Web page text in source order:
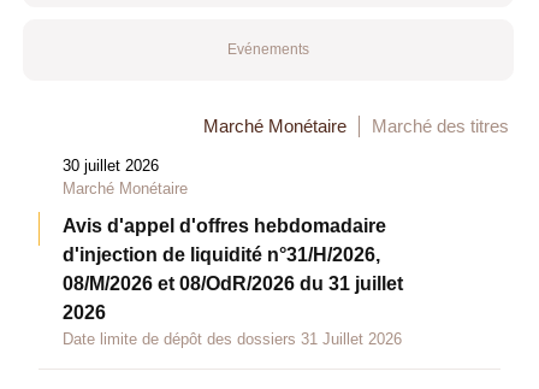
Evénements
Marché Monétaire Marché des titres
30 juillet 2026
Marché Monétaire
Avis d'appel d'offres hebdomadaire
d'injection de liquidité n°31/H/2026,
08/M/2026 et 08/OdR/2026 du 31 juillet
2026
Date limite de dépôt des dossiers 31 Juillet 2026